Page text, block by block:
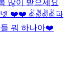
많이 받으세요
넷 ❤️❤️ ✌️✌️✌️✌️파
들 뭐 하나아❤️